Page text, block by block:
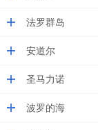
法罗群岛
安道尔
圣马力诺
波罗的海